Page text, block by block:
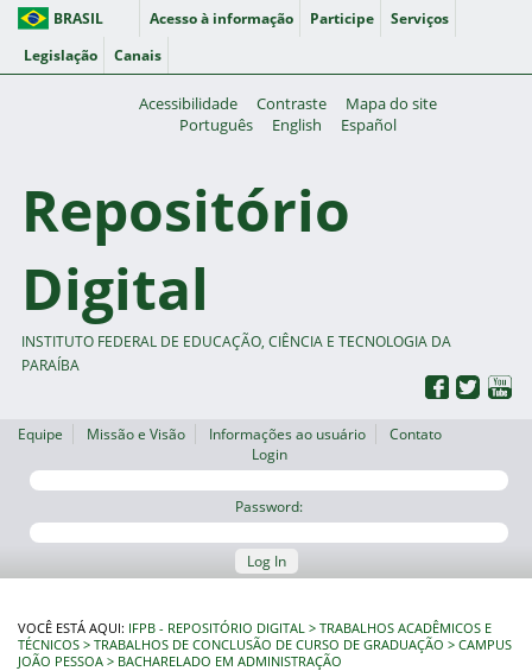
BRASIL Acesso à informação Participe
Serviços
Legislação
Canais
Acessibilidade Contraste
Mapa do site
Português
English Español
Repositório
Digital
INSTITUTO FEDERAL DE EDUCAÇÃO, CIÊNCIA E TECNOLOGIA DA
PARAÍBA
Equipe Missão e Visão Informações ao usuário
Contato
Login
Password:
Log In
VOCÊ ESTÁ AQUI: IFPB - REPOSITÓRIO DIGITAL
TRABALHOS ACADÊMICOS E
TÉCNICOS
TRABALHOS DE CONCLUSÃO DE CURSO DE GRADUAÇÃO
CAMPUS
JOÃO PESSOA
BACHARELADO EM ADMINISTRAÇÃO